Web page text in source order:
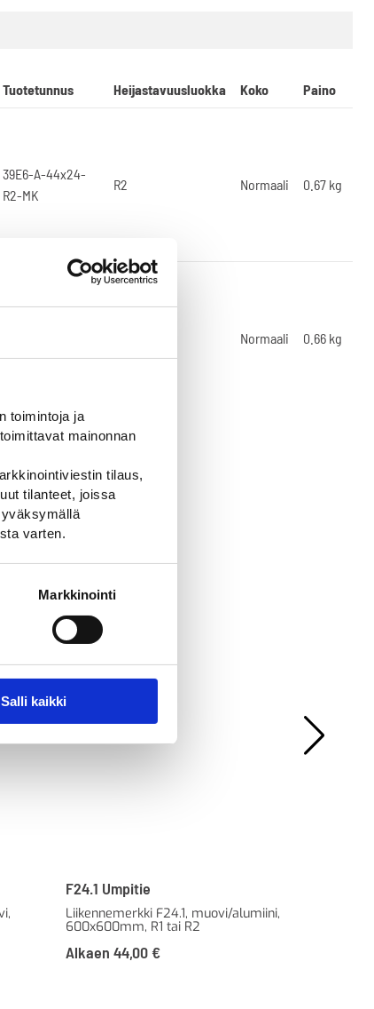
toimintoja ja
mainonnan
tilaus,
tilanteet, joissa
varten.
Markkinointi
Salli kaikki
Tuotetunnus Heijastavuusluokka Koko Paino
39E6-A-44x24-
R2-MK
R2 Normaali 0.67 kg
Normaali 0.66 kg
F24.1 Umpitie
Liikennemerkki F24.1, muovi/alumiini,
600x600mm, R1 tai R2
Alkaen 44,00 €